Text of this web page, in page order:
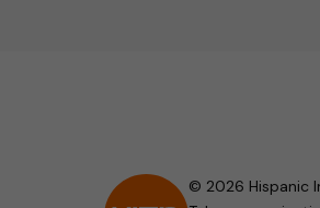
© 2026 Hispanic